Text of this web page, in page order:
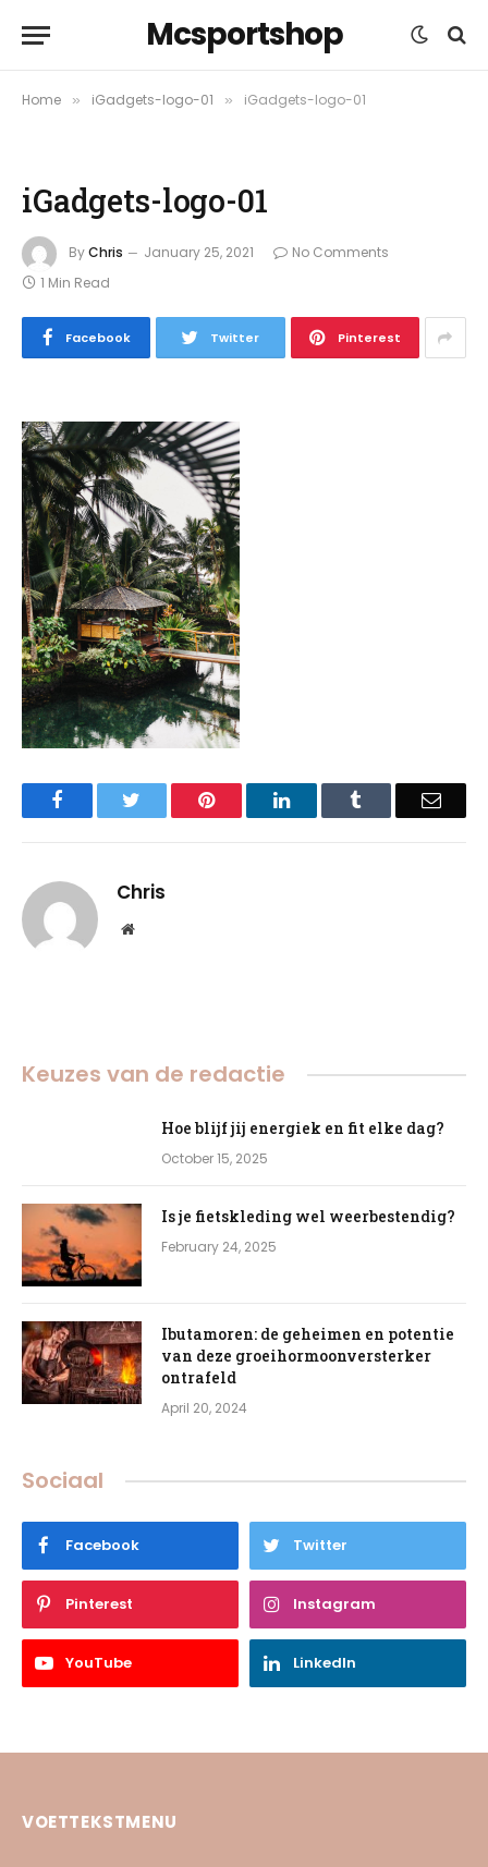
Mcsportshop
Home » iGadgets-logo-01 » iGadgets-logo-01
iGadgets-logo-01
ByChris January 25, 2021
No Comments
1 Min Read
Facebook Twitter Pinterest
Facebook Pinterest LinkedIn Email
Chris
Website
Keuzes van de redactie
Hoe blijf jij energiek en fit elke dag?
October 15, 2025
Is je fietskleding wel weerbestendig?
February 24, 2025
Ibutamoren: de geheimen en potentie
van deze groeihormoonversterker
ontrafeld
April 20, 2024
Sociaal
Facebook Twitter
Pinterest Instagram
YouTube LinkedIn
VOETTEKSTMENU